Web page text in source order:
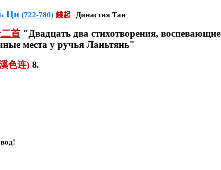
Ци (722-780) 錢起 Династия Тан
首 "Двадцать два стихотворения, воспевающие
места у ручья Ланьтянь"
色连) 8.